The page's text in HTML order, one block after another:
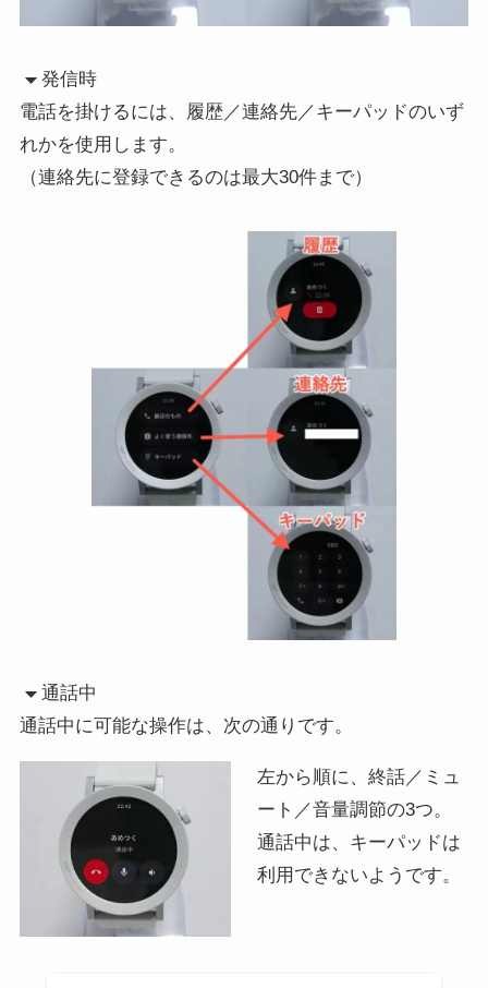
発信時
電話を掛けるには、履歴／連絡先／キーパッドのいず
れかを使用します。
（連絡先に登録できるのは最大30件まで）
通話中
通話中に可能な操作は、次の通りです。
左から順に、終話／ミュ
ート／音量調節の3つ。
通話中は、キーパッドは
利用できないようです。